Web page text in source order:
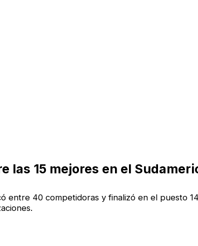
las 15 mejores en el
entre 40 competidoras y finalizó en el puesto